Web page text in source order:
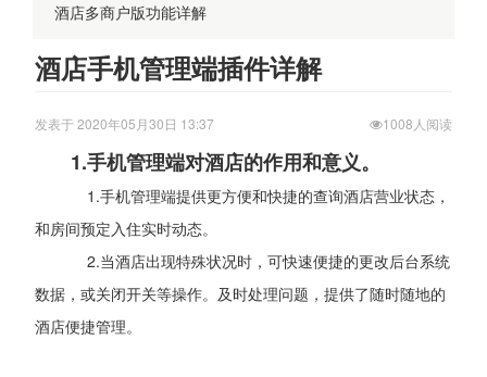
酒店多商户版功能详解
酒店手机管理端插件详解
发表于 2020年05月30日 13:37 1008人阅读
1.手机管理端对酒店的作用和意义。
1.手机管理端提供更方便和快捷的查询酒店营业状态，
和房间预定入住实时动态。
2.当酒店出现特殊状况时，可快速便捷的更改后台系统
数据，或关闭开关等操作。及时处理问题，提供了随时随地的
酒店便捷管理。